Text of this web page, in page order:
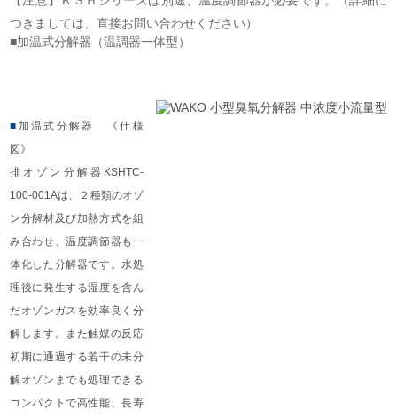
つきましては、直接お問い合わせください）
■加温式分解器（温調器一体型）
■ 加温式分解器 《仕様
図》
排オゾン分解器KSHTC-
100-001Aは、２種類のオゾ
ン分解材及び加熱方式を組
み合わせ、温度調節器も一
体化した分解器です。水処
理後に発生する湿度を含ん
だオゾンガスを効率良く分
解します。また触媒の反応
初期に通過する若干の未分
解オゾンまでも処理できる
コンパクトで高性能、長寿